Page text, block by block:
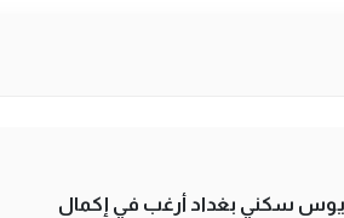
سكني بغداد أرغب في إكمال